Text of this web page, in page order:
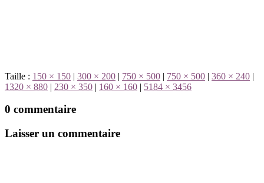
Taille : 150 × 150 | 300 × 200 | 750 × 500 | 750 × 500 | 360 × 240 |
1320 × 880 | 230 × 350 | 160 × 160 | 5184 × 3456
0 commentaire
Laisser un commentaire